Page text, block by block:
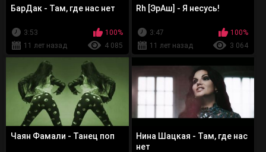
БарДак - Там, где нас нет
3:53
100%
11 лет назад
4 085
Rh [ЭрАш] - Я несусь!
3:47
100%
11 лет назад
3 064
Чаян Фамали - Танец поп
Нина Шацкая - Там, где нас
нет